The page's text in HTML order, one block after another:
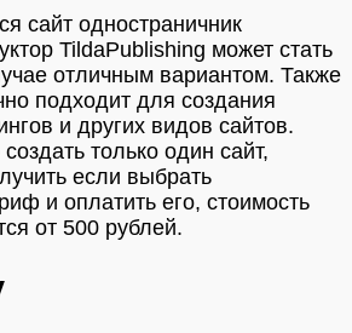
сайт одностраничник
TildaPublishing может стать
отличным вариантом. Также
подходит для создания
и других видов сайтов.
только один сайт,
если выбрать
и оплатить его, стоимость
от 500 рублей.